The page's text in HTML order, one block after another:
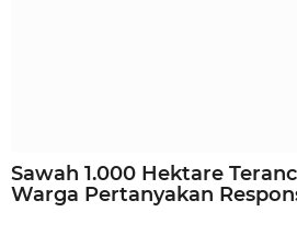
Sawah 1.000 Hektare
Warga Pertanyakan